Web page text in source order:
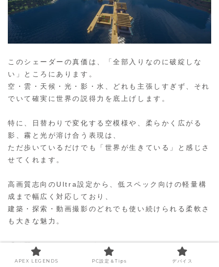
このシェーダーの真価は、「全部入りなのに破綻しな
い」ところにあります。
空・雲・天候・光・影・水、どれも主張しすぎず、それ
でいて確実に世界の説得力を底上げします。
特に、日替わりで変化する空模様や、柔らかく広がる
影、霧と光が溶け合う表現は、
ただ歩いているだけでも「世界が生きている」と感じさ
せてくれます。
高画質志向のUltra設定から、低スペック向けの軽量構
成まで幅広く対応しており、
建築・探索・動画撮影のどれでも使い続けられる柔軟さ
も大きな魅力。
「綺麗なだけのシェーダー」ではなく、
Minecraftというゲーム体験そのものを洗練させるシ
APEX LEGENDS PC設定＆Tips デバイス